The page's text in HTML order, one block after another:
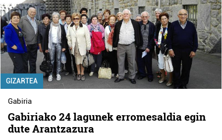
GIZARTEA
Gabiria
Gabiriako 24 lagunek erromesaldia egin
dute Arantzazura